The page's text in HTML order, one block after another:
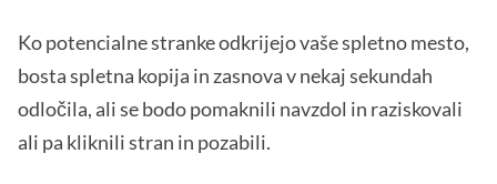
Ko potencialne stranke odkrijejo vaše spletno mesto,
bosta spletna kopija in zasnova v nekaj sekundah
odločila, ali se bodo pomaknili navzdol in raziskovali
ali pa kliknili stran in pozabili.